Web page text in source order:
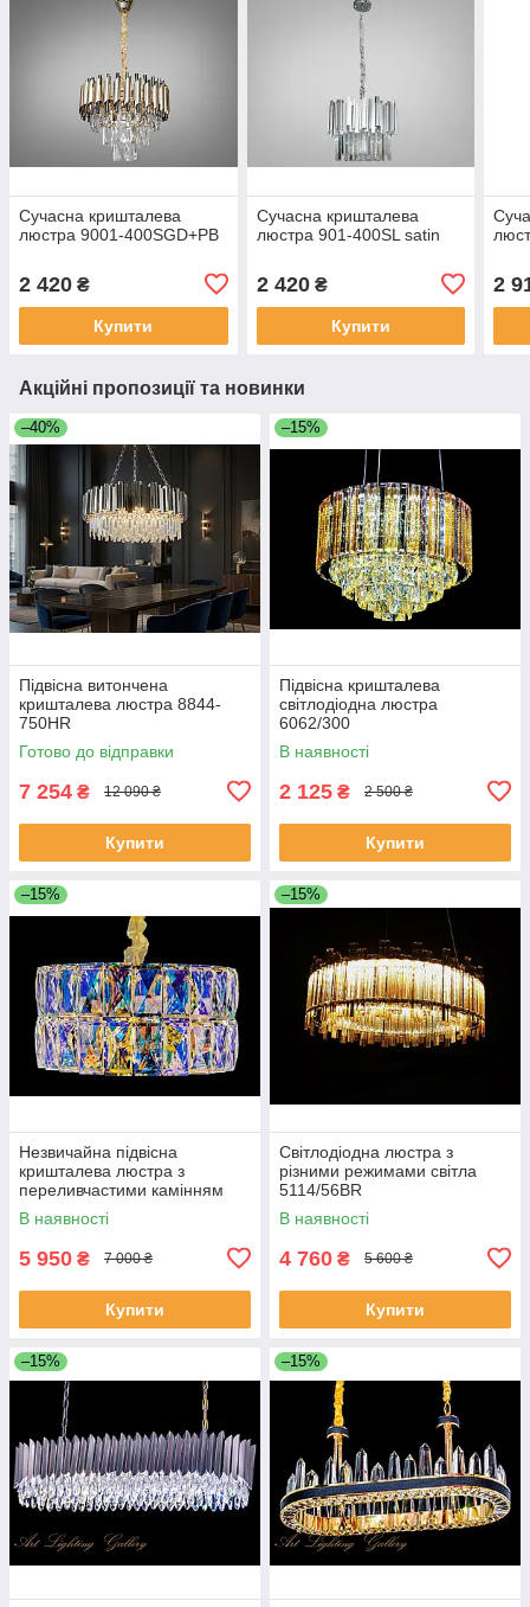
Сучасна кришталева
люстра 9001-400SGD+PB
2 420 ₴
Купити
Сучасна кришталева
люстра 901-400SL satin
2 420₴
Купити
2
Акційні пропозиції та новинки
–40%
Підвісна витончена
кришталева люстра 8844-
750HR
Готово до відправки
7 254 ₴ 12 090 ₴
Купити
–15%
Підвісна кришталева
світлодіодна люстра
6062/300
В наявності
2 125 ₴ 2 500 ₴
Купити
–15%
Незвичайна підвісна
кришталева люстра з
переливчастими камінням
J028/500
В наявності
5 950 ₴ 7 000 ₴
Купити
–15%
Світлодіодна люстра з
різними режимами світла
5114/56BR
В наявності
4 760 ₴ 5 600 ₴
Купити
–15% –15%